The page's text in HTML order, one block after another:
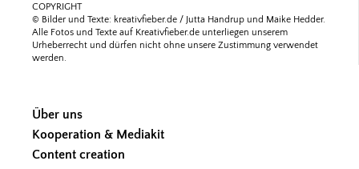
COPYRIGHT
© Bilder und Texte: kreativfieber.de / Jutta Handrup und Maike Hedder.
Alle Fotos und Texte auf Kreativfieber.de unterliegen unserem
Urheberrecht und dürfen nicht ohne unsere Zustimmung verwendet
werden.
Über uns
Kooperation & Mediakit
Content creation